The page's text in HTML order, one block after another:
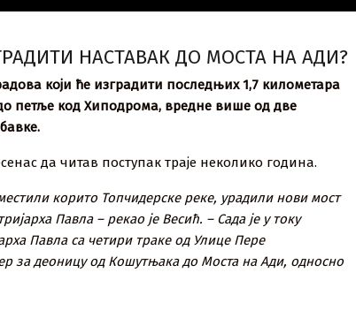
НАСТАВАК ДО МОСТА НА АДИ?
који ће изградити последњих 1,7 километара
петље код Хиподрома, вредне више од две
да читав поступак траје неколико година.
корито Топчидерске реке, урадили нови мост
Павла – рекао је Весић. – Сада је у току
Павла са четири траке од Улице Пере
за деоницу од Кошутњака до Моста на Ади, односно